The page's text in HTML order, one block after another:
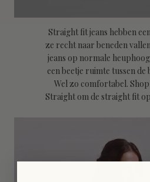
Straight fit jeans hebben
ze recht naar beneden
jeans op normale
een beetje ruimte tussen
Wel zo comfortabel.
Straight om de straight fit